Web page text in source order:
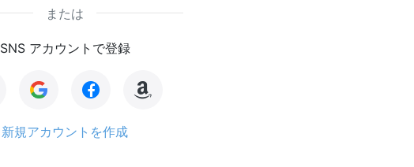
または
SNS アカウントで登録
新規アカウントを作成